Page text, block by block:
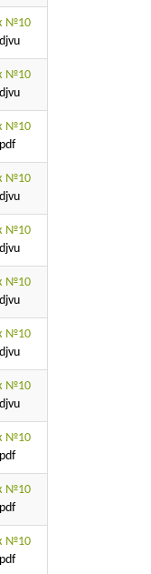
№10
№10
№10
№10
№10
№10
№10
№10
№10
№10
№10